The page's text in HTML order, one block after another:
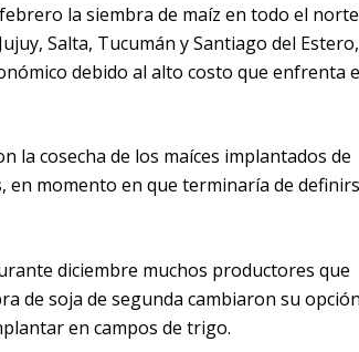
la siembra de maíz en todo el norte
Salta, Tucumán y Santiago del Estero,
debido al alto costo que enfrenta
la cosecha de los maíces implantados de
en momento en que terminaría de
diciembre muchos productores que
de soja de segunda cambiaron su
en campos de trigo.